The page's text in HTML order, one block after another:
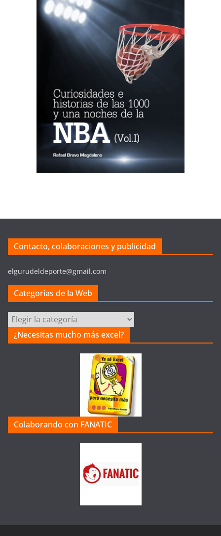
Contacto, colaboraciones y publicidad
elgurudeldeporte@gmail.com
Categorías de la Web
Categorías
la
¿Necesitas mucho más excel?
Colaborando con FANATIC